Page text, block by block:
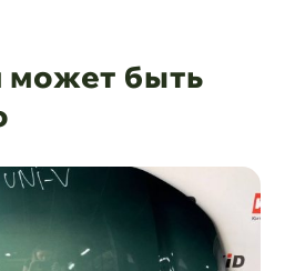
может быть